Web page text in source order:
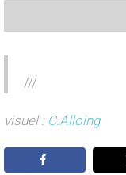
///
visuel : C.Alloing